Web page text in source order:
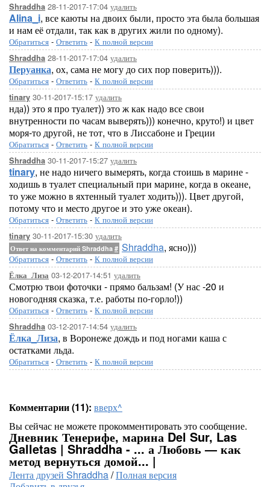
Shraddha 28-11-2017-17:04 удалить
Alina_i, все каюты на двоих были, просто эта была большая
и нам её отдали, так как в других жили по одному).
Обратиться - Ответить - К полной версии
Shraddha 28-11-2017-17:04 удалить
Перуанка, ох, сама не могу до сих пор поверить))).
Обратиться - Ответить - К полной версии
tinary 30-11-2017-15:17 удалить
нда)) это я про туалет)) это ж как надо все свои
внутренности по часам выверять))) конечно, круто!) и цвет
моря-то другой, не тот, что в Лиссабоне и Греции
Обратиться - Ответить - К полной версии
Shraddha 30-11-2017-15:27 удалить
tinary, не надо ничего вымерять, когда стоишь в марине -
ходишь в туалет специальный при марине, когда в океане,
то уже можно в яхтенный туалет ходить))). Цвет другой,
потому что и место другое и это уже океан).
Обратиться - Ответить - К полной версии
tinary 30-11-2017-15:30 удалить
Ответ на комментарий Shraddha # Shraddha, ясно)))
Обратиться - Ответить - К полной версии
Ёлка_Лиза 03-12-2017-14:51 удалить
Смотрю твои фоточки - прямо бальзам! (У нас -20 и
новогодняя сказка, т.е. работы по-горло!))
Обратиться - Ответить - К полной версии
Shraddha 03-12-2017-14:54 удалить
Ёлка_Лиза, в Воронеже дождь и под ногами каша с
остатками льда.
Обратиться - Ответить - К полной версии
Комментарии (11): вверх^
Вы сейчас не можете прокомментировать это сообщение.
Дневник Тенерифе, марина Del Sur, Las
Galletas | Shraddha - ... а Любовь — как
метод вернуться домой... |
Лента друзей Shraddha/Полная версия